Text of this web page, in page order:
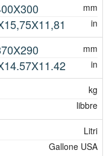
mm
in
mm
in
kg
libbre
Litri
Gallone USA